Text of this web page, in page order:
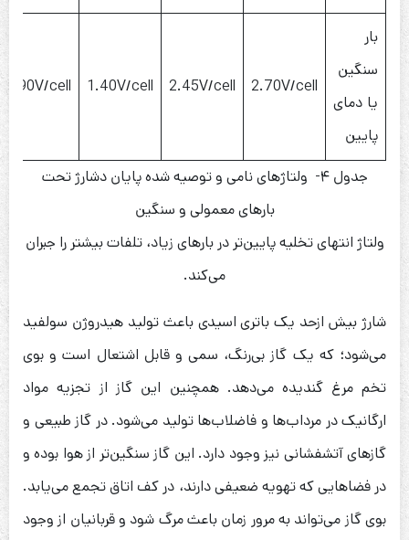
بار
سنگین
یا دمای
پایین
2.70V/cell
2.45V/cell
1.40V/cell
0.90V/cell
جدول ۴- ولتاژهای نامی و توصیه شده پایان دشارژ تحت
بارهای معمولی و سنگین
ولتاژ انتهای تخلیه پایین‌تر در بارهای زیاد، تلفات بیشتر را جبران
می‌کند.
شارژ بیش ازحد یک باتری اسیدی باعث تولید هیدروژن سولفید
می‌شود؛ که یک گاز بی‌رنگ، سمی و قابل اشتعال است و بوی
تخم مرغ گندیده می‌دهد. همچنین این گاز از تجزیه مواد
ارگانیک در مرداب‌ها و فاضلاب‌ها تولید می‌شود. در گاز طبیعی و
گازهای آتشفشانی نیز وجود دارد. این گاز سنگین‌تر از هوا بوده و
در فضاهایی که تهویه ضعیفی دارند، در کف اتاق تجمع می‌یابد.
بوی گاز می‌تواند به مرور زمان باعث مرگ شود و قربانیان از وجود